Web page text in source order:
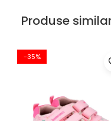
Produse
-35%